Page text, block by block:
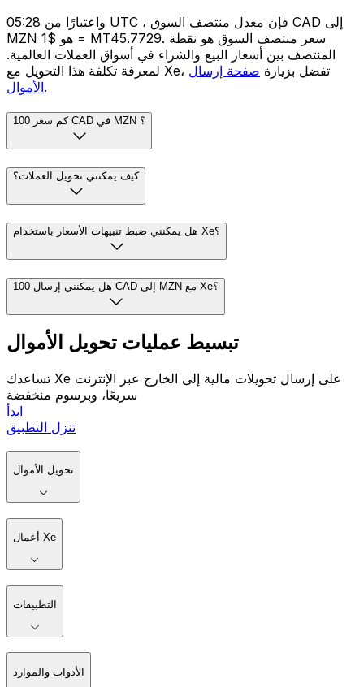
واعتبارًا من 05:28 UTC ، فإن معدل منتصف السوق CAD إلى
MZN هو $1 = MT45.7729. سعر منتصف السوق هو نقطة
المنتصف بين أسعار البيع والشراء في أسواق العملات العالمية.
لمعرفة تكلفة هذا التحويل مع Xe، تفضل بزيارة صفحة إرسال
الأموال.
كم سعر 100 CAD في MZN ؟
كيف يمكنني تحويل العملات؟
هل يمكنني ضبط تنبيهات الأسعار باستخدام Xe؟
هل يمكنني إرسال 100 CAD إلى MZN مع Xe؟
تبسيط عمليات تحويل الأموال
تساعدك Xe على إرسال تحويلات مالية إلى الخارج عبر الإنترنت
سريعًا، وبرسوم منخفضة
ابدأ
تنزل التطبيق
تحويل الأموال
أعمال Xe
التطبيقات
الأدوات والموارد